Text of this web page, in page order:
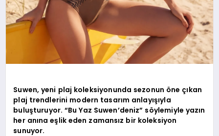
Suwen, yeni plaj koleksiyonunda sezonun öne çıkan
plaj trendlerini modern tasarım anlayışıyla
buluşturuyor. “Bu Yaz Suwen’deniz” söylemiyle yazın
her anına eşlik eden zamansız bir koleksiyon
sunuyor.